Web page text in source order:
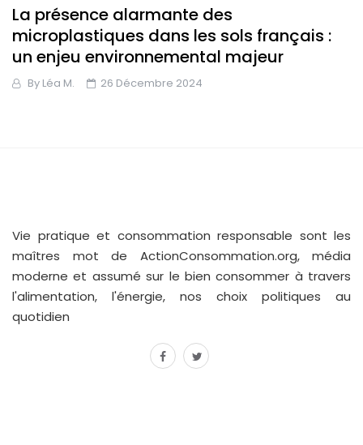
La présence alarmante des
microplastiques dans les sols français :
un enjeu environnemental majeur
By Léa M. 26 Décembre 2024
Vie pratique et consommation responsable sont les
maîtres mot de ActionConsommation.org, média
moderne et assumé sur le bien consommer à travers
l'alimentation, l'énergie, nos choix politiques au
quotidien
facebook
twitter